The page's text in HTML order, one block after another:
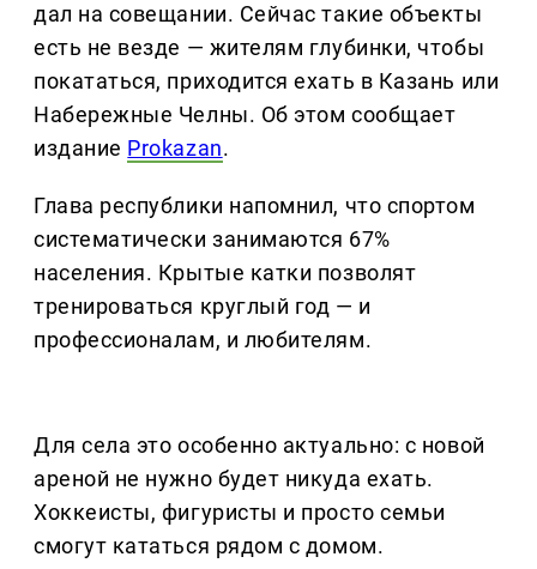
дал на совещании. Сейчас такие объекты
есть не везде — жителям глубинки, чтобы
покататься, приходится ехать в Казань или
Набережные Челны. Об этом сообщает
издание Prokazan.
Глава республики напомнил, что спортом
систематически занимаются 67%
населения. Крытые катки позволят
тренироваться круглый год — и
профессионалам, и любителям.
Для села это особенно актуально: с новой
ареной не нужно будет никуда ехать.
Хоккеисты, фигуристы и просто семьи
смогут кататься рядом с домом.